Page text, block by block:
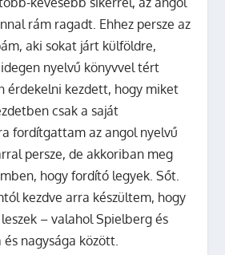
rám ragadt. Ehhez persze az
aki sokat járt külföldre,
nyelvű könyvvel tért
érdekelni kezdett, hogy miket
csak a saját
fordítgattam az angol nyelvű
persze, de akkoriban meg
hogy fordító legyek. Sőt.
kezdve arra készültem, hogy
– valahol Spielberg és
nagysága között.